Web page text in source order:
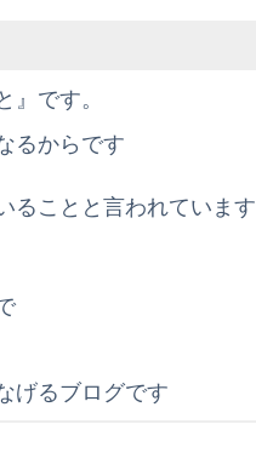
』です。
るからです
ることと言われています
げるブログです